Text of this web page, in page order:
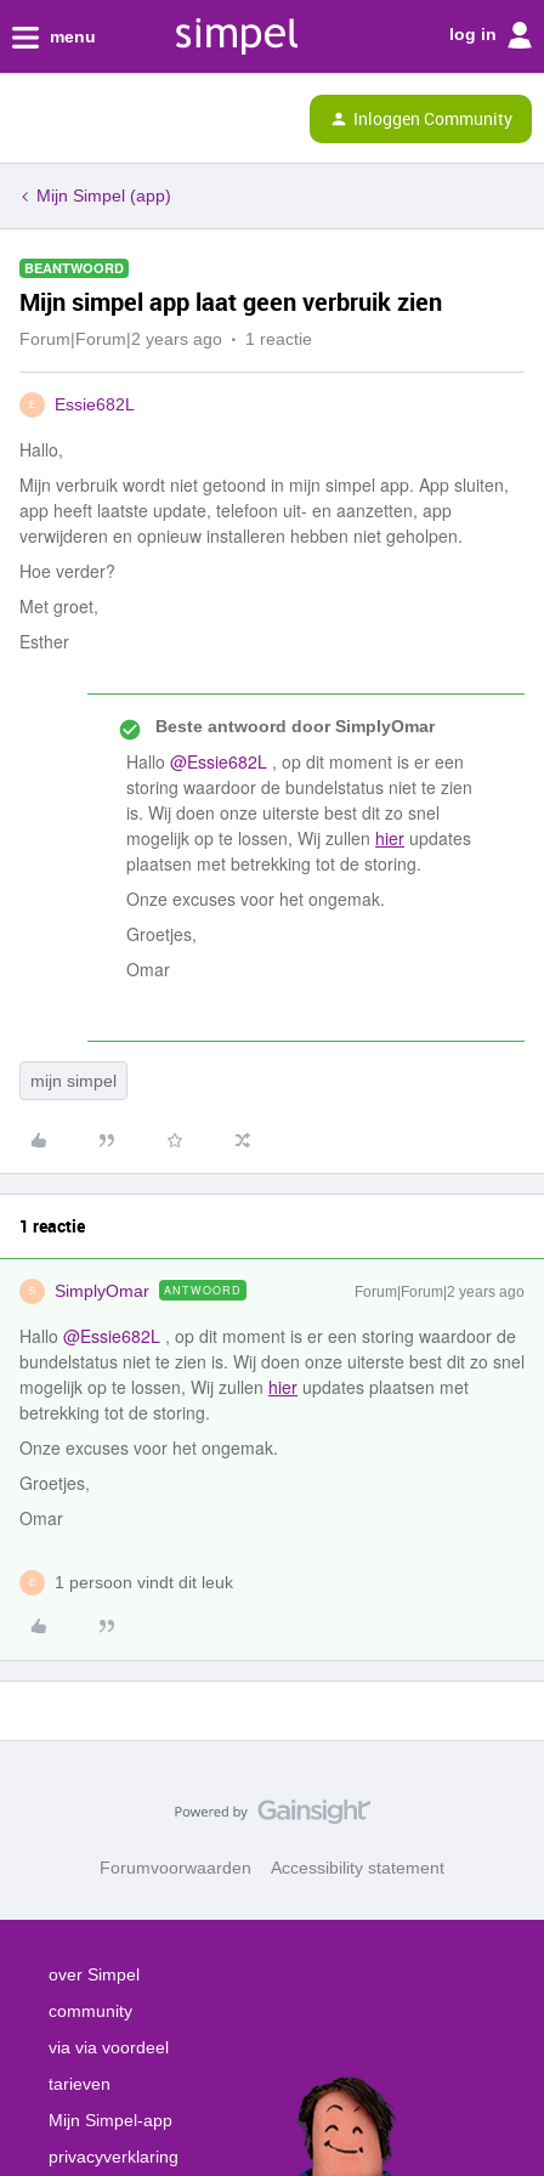
menu log in
Inloggen Community
Mijn Simpel (app)
BEANTWOORD
Mijn simpel app laat geen verbruik zien
Forum|Forum|2 years ago 1 reactie
E Essie682L
Hallo,
Mijn verbruik wordt niet getoond in mijn simpel app. App sluiten,
app heeft laatste update, telefoon uit- en aanzetten, app
verwijderen en opnieuw installeren hebben niet geholpen.
Hoe verder?
Met groet,
Esther
Beste antwoord doorSimplyOmar
Hallo @Essie682L , op dit moment is er een
storing waardoor de bundelstatus niet te zien
is. Wij doen onze uiterste best dit zo snel
mogelijk op te lossen, Wij zullen hier updates
plaatsen met betrekking tot de storing.
Onze excuses voor het ongemak.
Groetjes,
Omar
mijn simpel
1 reactie
S SimplyOmar ANTWOORD Forum|Forum|2 years ago
Hallo @Essie682L , op dit moment is er een storing waardoor de
bundelstatus niet te zien is. Wij doen onze uiterste best dit zo snel
mogelijk op te lossen, Wij zullen hier updates plaatsen met
betrekking tot de storing.
Onze excuses voor het ongemak.
Groetjes,
Omar
E 1 persoon vindt dit leuk
Forumvoorwaarden Accessibility statement
over Simpel
community
via via voordeel
tarieven
Mijn Simpel-app
privacyverklaring